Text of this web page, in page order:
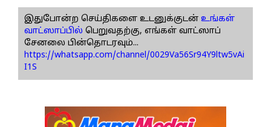
இதுபோன்ற செய்திகளை உடனுக்குடன் உங்கள்
வாட்ஸாப்பில் பெறுவதற்கு, எங்கள் வாட்ஸாப்
சேனலை பின்தொடரவும்...
https://whatsapp.com/channel/0029Va56Sr94Y9ltw5vAi
I1S